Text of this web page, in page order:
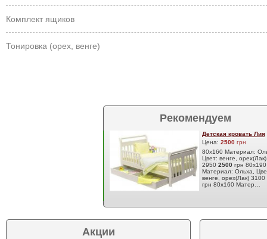
Комплект ящиков
Тонировка (орех, венге)
Рекомендуем
Детская кровать Лия
Цена: 2500грн
80х160 Материал:
Цвет: венге, орех(Лак)
2950 2500 грн 80х190
Материал: Ольха,
венге, орех(Лак) 3100
грн 80х160 Матер…
Акции